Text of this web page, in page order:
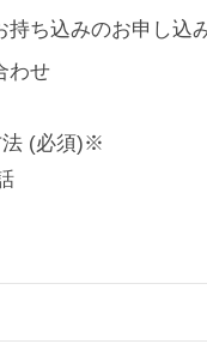
持ち込みのお申し込
わせ
法 (必須)※